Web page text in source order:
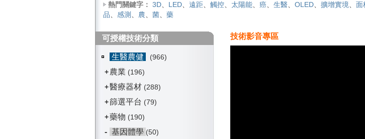
熱門關鍵字： 3D、 LED、 遠距、 觸控、 太陽能、 癌、 生醫、 OLED、 擴增實境、 面
品、 感測 、 農、 菌、 藥
可授權技術分類
生醫農健
(966)
+ 農業 (196)
+醫療器材 (288)
+篩選平台 (79)
+藥物 (190)
- 基因體學 (50)
技術影音專區